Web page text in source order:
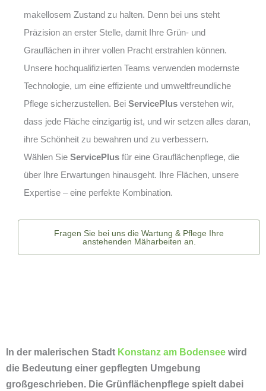
makellosem Zustand zu halten. Denn bei uns steht
Präzision an erster Stelle, damit Ihre Grün- und
Grauflächen in ihrer vollen Pracht erstrahlen können.
Unsere hochqualifizierten Teams verwenden modernste
Technologie, um eine effiziente und umweltfreundliche
Pflege sicherzustellen. Bei ServicePlus verstehen wir,
dass jede Fläche einzigartig ist, und wir setzen alles daran,
ihre Schönheit zu bewahren und zu verbessern.
Wählen Sie ServicePlus für eine Grauflächenpflege, die
über Ihre Erwartungen hinausgeht. Ihre Flächen, unsere
Expertise – eine perfekte Kombination.
Fragen Sie bei uns die Wartung & Pflege Ihre
anstehenden Mäharbeiten an.
In der malerischen Stadt Konstanz am Bodensee wird
die Bedeutung einer gepflegten Umgebung
großgeschrieben. Die Grünflächenpflege spielt dabei